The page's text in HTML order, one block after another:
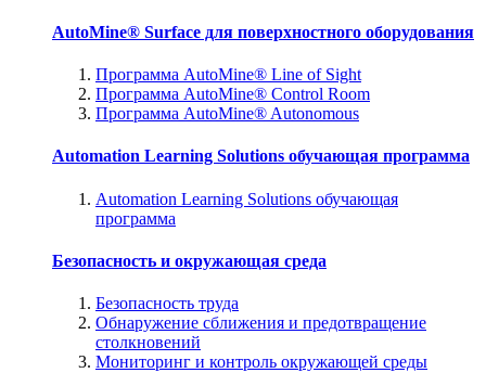
AutoMine® Surface для поверхностного оборудования
Программа AutoMine® Line of Sight
Программа AutoMine® Control Room
Программа AutoMine® Autonomous
Automation Learning Solutions обучающая программа
Automation Learning Solutions обучающая
программа
Безопасность и окружающая среда
Безопасность труда
Обнаружение сближения и предотвращение
столкновений
Мониторинг и контроль окружающей среды